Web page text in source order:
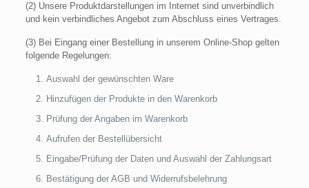
(2) Unsere Produktdarstellungen im Internet sind unverbindlich
und kein verbindliches Angebot zum Abschluss eines Vertrages.
(3) Bei Eingang einer Bestellung in unserem Online-Shop gelten
folgende Regelungen:
Auswahl der gewünschten Ware
Hinzufügen der Produkte in den Warenkorb
Prüfung der Angaben im Warenkorb
Aufrufen der Bestellübersicht
Eingabe/Prüfung der Daten und Auswahl der Zahlungsart
Bestätigung der AGB und Widerrufsbelehrung